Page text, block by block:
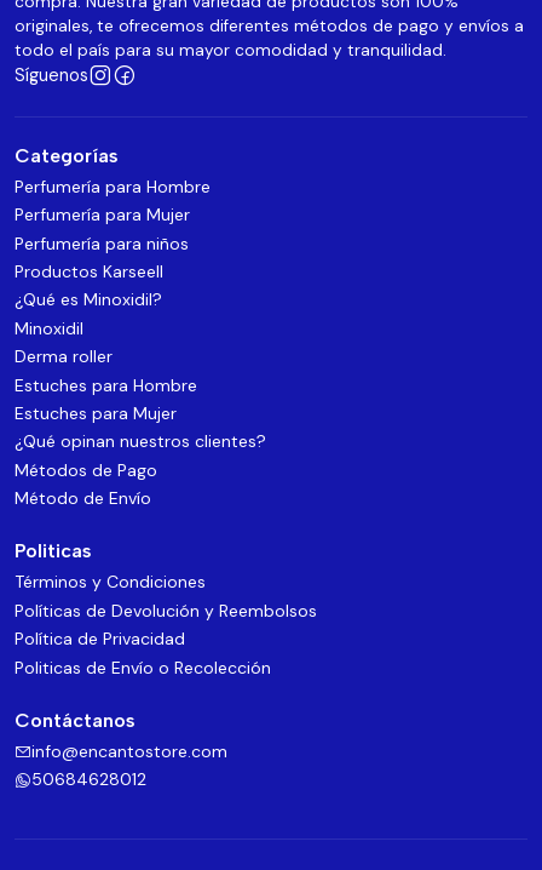
originales, te ofrecemos diferentes métodos de pago y envíos a
todo el país para su mayor comodidad y tranquilidad.
Síguenos
Categorías
Perfumería para Hombre
Perfumería para Mujer
Perfumería para niños
Productos Karseell
¿Qué es Minoxidil?
Minoxidil
Derma roller
Estuches para Hombre
Estuches para Mujer
¿Qué opinan nuestros clientes?
Métodos de Pago
Método de Envío
Politicas
Términos y Condiciones
Políticas de Devolución y Reembolsos
Política de Privacidad
Politicas de Envío o Recolección
Contáctanos
info@encantostore.com
50684628012